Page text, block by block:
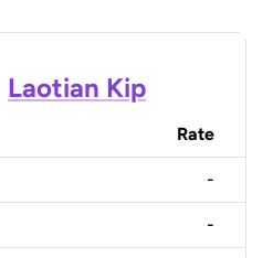
Laotian Kip
Rate
-
-